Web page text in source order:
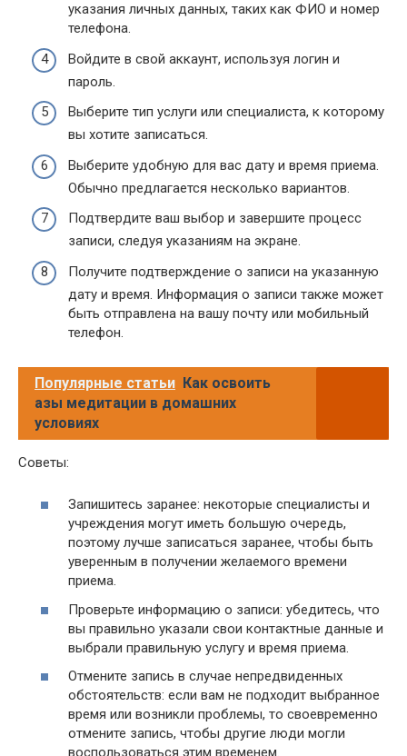
указания личных данных, таких как ФИО и номер
телефона.
Войдите в свой аккаунт, используя логин и
пароль.
Выберите тип услуги или специалиста, к которому
вы хотите записаться.
Выберите удобную для вас дату и время приема.
Обычно предлагается несколько вариантов.
Подтвердите ваш выбор и завершите процесс
записи, следуя указаниям на экране.
Получите подтверждение о записи на указанную
дату и время. Информация о записи также может
быть отправлена на вашу почту или мобильный
телефон.
Популярные статьи Как освоить
азы медитации в домашних
условиях
Советы:
Запишитесь заранее: некоторые специалисты и
учреждения могут иметь большую очередь,
поэтому лучше записаться заранее, чтобы быть
уверенным в получении желаемого времени
приема.
Проверьте информацию о записи: убедитесь, что
вы правильно указали свои контактные данные и
выбрали правильную услугу и время приема.
Отмените запись в случае непредвиденных
обстоятельств: если вам не подходит выбранное
время или возникли проблемы, то своевременно
отмените запись, чтобы другие люди могли
воспользоваться этим временем.